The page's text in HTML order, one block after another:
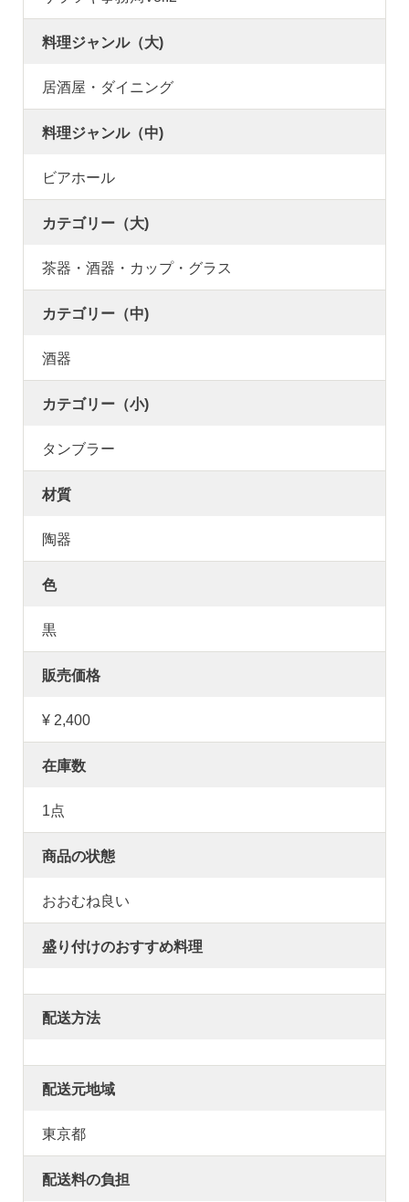
料理ジャンル（大)
居酒屋・ダイニング
料理ジャンル（中)
ビアホール
カテゴリー（大)
茶器・酒器・カップ・グラス
カテゴリー（中)
酒器
カテゴリー（小)
タンブラー
材質
陶器
色
黒
販売価格
¥ 2,400
在庫数
1点
商品の状態
おおむね良い
盛り付けのおすすめ料理
配送方法
配送元地域
東京都
配送料の負担